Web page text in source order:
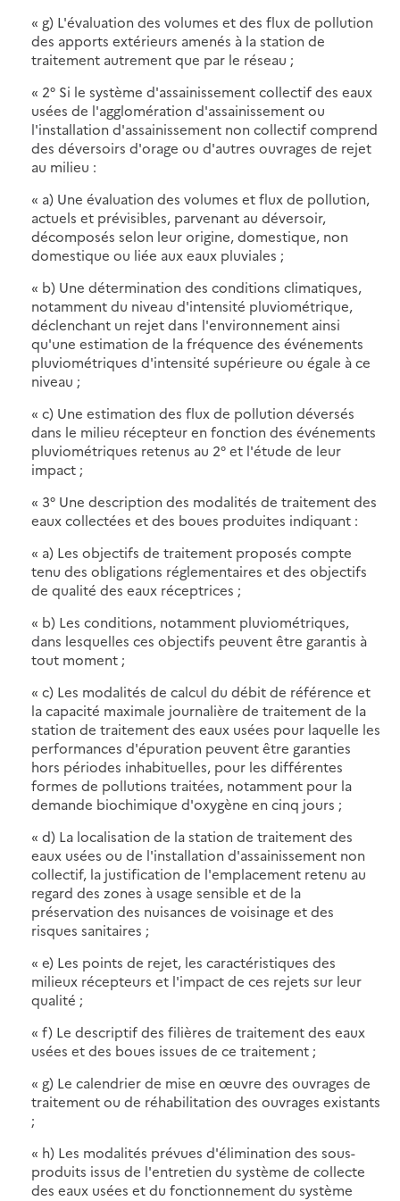
« g) L'évaluation des volumes et des flux de pollution
des apports extérieurs amenés à la station de
traitement autrement que par le réseau ;
« 2° Si le système d'assainissement collectif des eaux
usées de l'agglomération d'assainissement ou
l'installation d'assainissement non collectif comprend
des déversoirs d'orage ou d'autres ouvrages de rejet
au milieu :
« a) Une évaluation des volumes et flux de pollution,
actuels et prévisibles, parvenant au déversoir,
décomposés selon leur origine, domestique, non
domestique ou liée aux eaux pluviales ;
« b) Une détermination des conditions climatiques,
notamment du niveau d'intensité pluviométrique,
déclenchant un rejet dans l'environnement ainsi
qu'une estimation de la fréquence des événements
pluviométriques d'intensité supérieure ou égale à ce
niveau ;
« c) Une estimation des flux de pollution déversés
dans le milieu récepteur en fonction des événements
pluviométriques retenus au 2° et l'étude de leur
impact ;
« 3° Une description des modalités de traitement des
eaux collectées et des boues produites indiquant :
« a) Les objectifs de traitement proposés compte
tenu des obligations réglementaires et des objectifs
de qualité des eaux réceptrices ;
« b) Les conditions, notamment pluviométriques,
dans lesquelles ces objectifs peuvent être garantis à
tout moment ;
« c) Les modalités de calcul du débit de référence et
la capacité maximale journalière de traitement de la
station de traitement des eaux usées pour laquelle les
performances d'épuration peuvent être garanties
hors périodes inhabituelles, pour les différentes
formes de pollutions traitées, notamment pour la
demande biochimique d'oxygène en cinq jours ;
« d) La localisation de la station de traitement des
eaux usées ou de l'installation d'assainissement non
collectif, la justification de l'emplacement retenu au
regard des zones à usage sensible et de la
préservation des nuisances de voisinage et des
risques sanitaires ;
« e) Les points de rejet, les caractéristiques des
milieux récepteurs et l'impact de ces rejets sur leur
qualité ;
« f) Le descriptif des filières de traitement des eaux
usées et des boues issues de ce traitement ;
« g) Le calendrier de mise en œuvre des ouvrages de
traitement ou de réhabilitation des ouvrages existants
;
« h) Les modalités prévues d'élimination des sous-
produits issus de l'entretien du système de collecte
des eaux usées et du fonctionnement du système